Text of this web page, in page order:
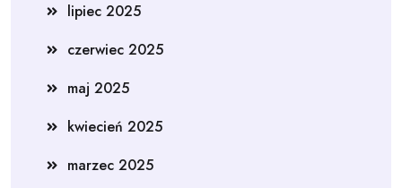
lipiec 2025
czerwiec 2025
maj 2025
kwiecień 2025
marzec 2025